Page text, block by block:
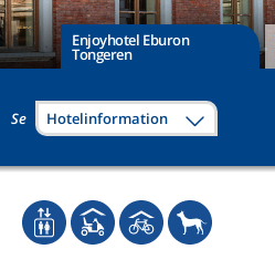
Enjoyhotel Eburon
Tongeren
Se Hotelinformation